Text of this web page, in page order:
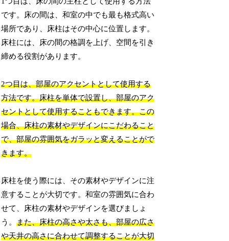
です。床の間は、和室の中でも最も格式高い
場所であり、床柱はその中心に位置します。
床柱には、床の間の格調を上げ、空間を引き
締める役割があります。
2つ目は、部屋のアクセントとして使用する
方法です。床柱を単体で設置し、部屋のアク
セントとして使用することもできます。この
場合、床柱の素材やデザインにこだわること
で、部屋の雰囲気をガラッと変えることがで
きます。
床柱を使う際には、その素材やデザインに注
意することが大切です。和室の雰囲気に合わ
せて、床柱の素材やデザインを選びましょ
う。また、床柱の高さや太さも、部屋の広さ
や天井の高さに合わせて調整することが大切